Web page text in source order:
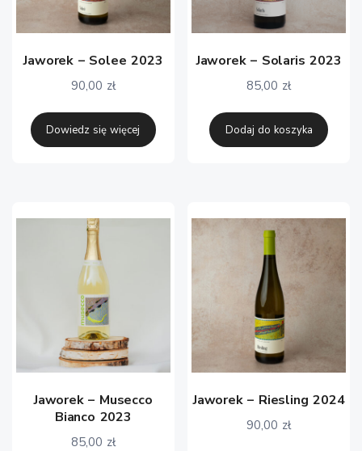
Jaworek – Solee 2023
90,00 zł
Dowiedz się więcej
Jaworek – Solaris 2023
85,00 zł
Dodaj do koszyka
Jaworek – Musecco
Bianco 2023
85,00 zł
Jaworek – Riesling 2024
90,00 zł